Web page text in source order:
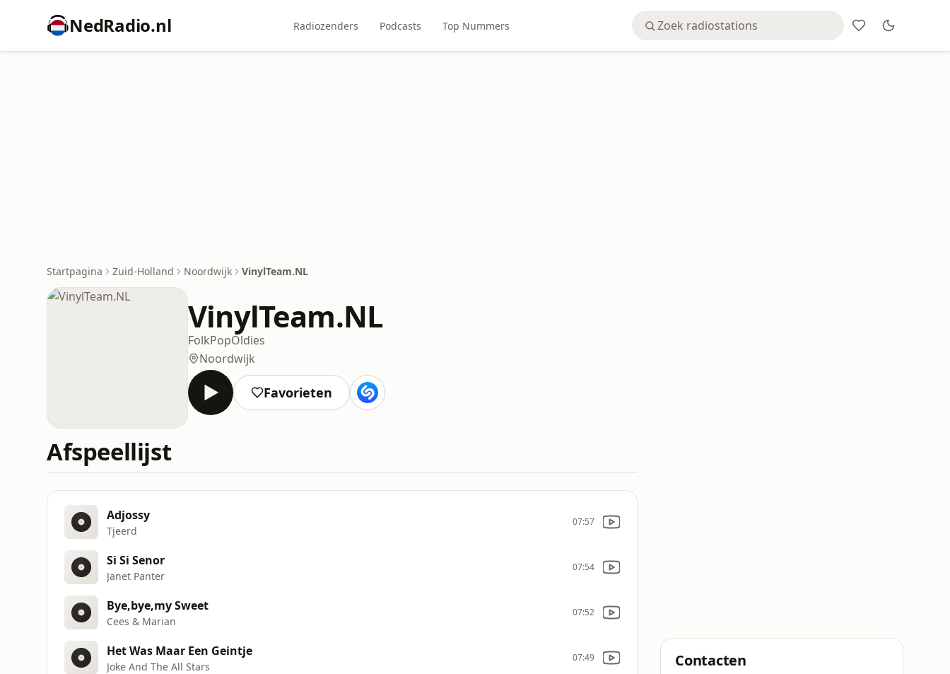
NedRadio.nl Radiozenders Podcasts Top Nummers
Startpagina Zuid-Holland Noordwijk VinylTeam.NL
VinylTeam.NL
FolkPopOldies
Noordwijk
Favorieten
Afspeellijst
Adjossy
Tjeerd
07:57
Si Si Senor
Janet Panter
07:54
Bye,bye,my Sweet
Cees & Marian
07:52
Het Was Maar Een Geintje
Joke And The All Stars
07:49 Contacten